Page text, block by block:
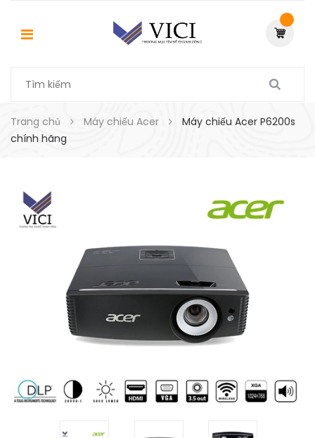
Trang chủ Máy chiếu Acer
Máy chiếu Acer P6200s
chính hãng